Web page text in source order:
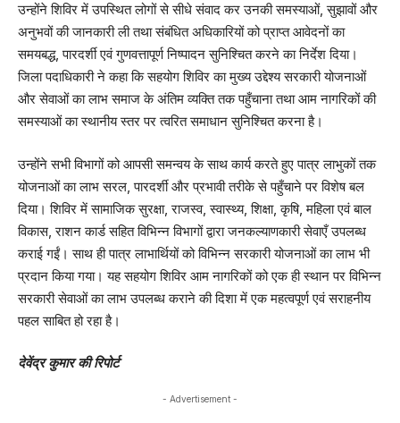
उन्होंने शिविर में उपस्थित लोगों से सीधे संवाद कर उनकी समस्याओं, सुझावों और
अनुभवों की जानकारी ली तथा संबंधित अधिकारियों को प्राप्त आवेदनों का
समयबद्ध, पारदर्शी एवं गुणवत्तापूर्ण निष्पादन सुनिश्चित करने का निर्देश दिया।
जिला पदाधिकारी ने कहा कि सहयोग शिविर का मुख्य उद्देश्य सरकारी योजनाओं
और सेवाओं का लाभ समाज के अंतिम व्यक्ति तक पहुँचाना तथा आम नागरिकों की
समस्याओं का स्थानीय स्तर पर त्वरित समाधान सुनिश्चित करना है।
उन्होंने सभी विभागों को आपसी समन्वय के साथ कार्य करते हुए पात्र लाभुकों तक
योजनाओं का लाभ सरल, पारदर्शी और प्रभावी तरीके से पहुँचाने पर विशेष बल
दिया। शिविर में सामाजिक सुरक्षा, राजस्व, स्वास्थ्य, शिक्षा, कृषि, महिला एवं बाल
विकास, राशन कार्ड सहित विभिन्न विभागों द्वारा जनकल्याणकारी सेवाएँ उपलब्ध
कराई गईं। साथ ही पात्र लाभार्थियों को विभिन्न सरकारी योजनाओं का लाभ भी
प्रदान किया गया। यह सहयोग शिविर आम नागरिकों को एक ही स्थान पर विभिन्न
सरकारी सेवाओं का लाभ उपलब्ध कराने की दिशा में एक महत्वपूर्ण एवं सराहनीय
पहल साबित हो रहा है।
देवेंद्र कुमार की रिपोर्ट
- Advertisement -